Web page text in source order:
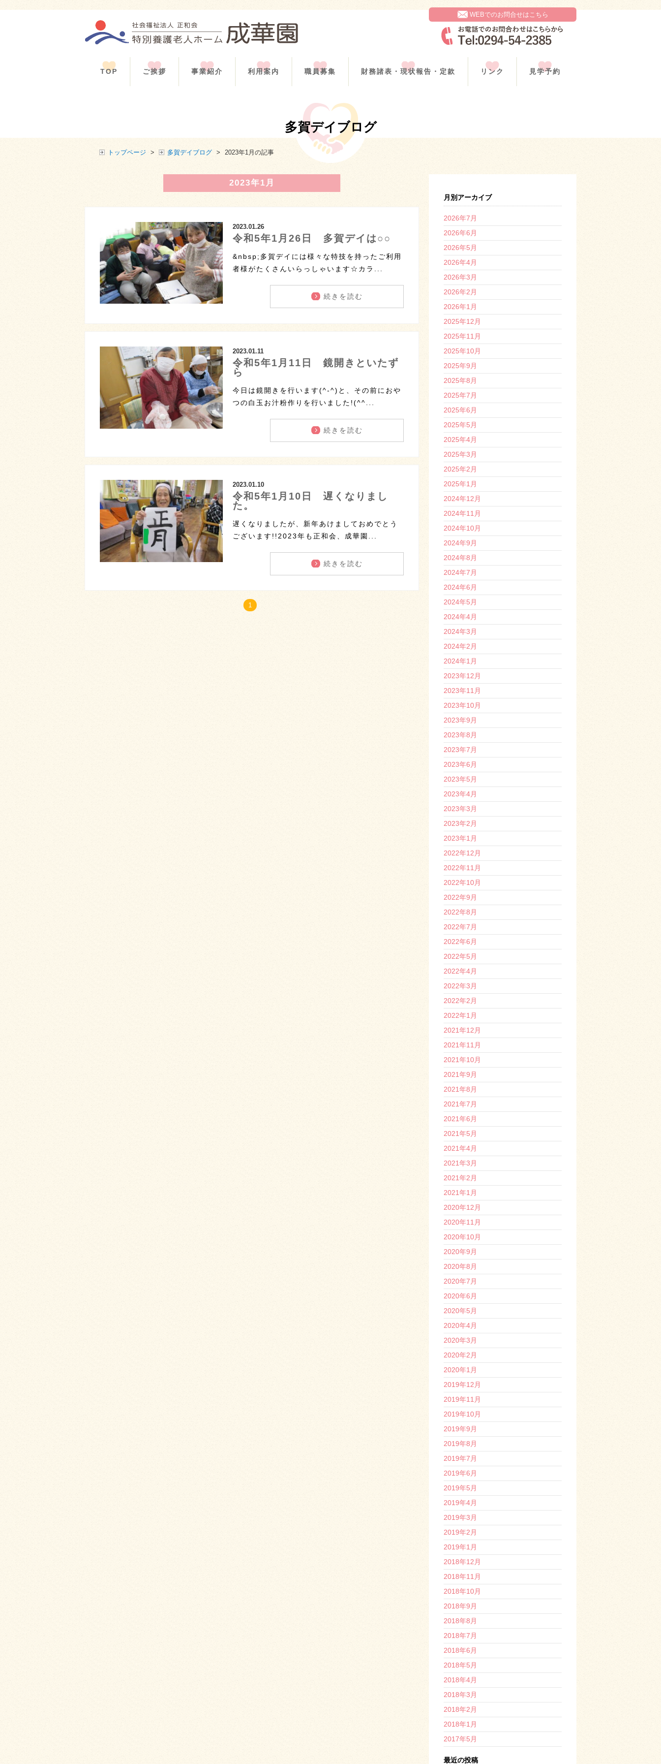
WEBでのお問合せはこちら
TOP ご挨拶 事業紹介 利用案内 職員募集 財務諸表・現状報告・定款 リンク 見学予約
多賀デイブログ
トップページ > 多賀デイブログ > 2023年1月の記事
2023年1月
2023.01.26
令和5年1月26日 多賀デイは○○
&nbsp;多賀デイには様々な特技を持ったご利用
者様がたくさんいらっしゃいます☆カラ...
続きを読む
2023.01.11
令和5年1月11日 鏡開きといたず
ら
今日は鏡開きを行います(^-^)と、その前におや
つの白玉お汁粉作りを行いました!(^^...
続きを読む
2023.01.10
令和5年1月10日 遅くなりまし
た。
遅くなりましたが、新年あけましておめでとう
ございます!!2023年も正和会、成華園...
続きを読む
1
月別アーカイブ
2026年7月
2026年6月
2026年5月
2026年4月
2026年3月
2026年2月
2026年1月
2025年12月
2025年11月
2025年10月
2025年9月
2025年8月
2025年7月
2025年6月
2025年5月
2025年4月
2025年3月
2025年2月
2025年1月
2024年12月
2024年11月
2024年10月
2024年9月
2024年8月
2024年7月
2024年6月
2024年5月
2024年4月
2024年3月
2024年2月
2024年1月
2023年12月
2023年11月
2023年10月
2023年9月
2023年8月
2023年7月
2023年6月
2023年5月
2023年4月
2023年3月
2023年2月
2023年1月
2022年12月
2022年11月
2022年10月
2022年9月
2022年8月
2022年7月
2022年6月
2022年5月
2022年4月
2022年3月
2022年2月
2022年1月
2021年12月
2021年11月
2021年10月
2021年9月
2021年8月
2021年7月
2021年6月
2021年5月
2021年4月
2021年3月
2021年2月
2021年1月
2020年12月
2020年11月
2020年10月
2020年9月
2020年8月
2020年7月
2020年6月
2020年5月
2020年4月
2020年3月
2020年2月
2020年1月
2019年12月
2019年11月
2019年10月
2019年9月
2019年8月
2019年7月
2019年6月
2019年5月
2019年4月
2019年3月
2019年2月
2019年1月
2018年12月
2018年11月
2018年10月
2018年9月
2018年8月
2018年7月
2018年6月
2018年5月
2018年4月
2018年3月
2018年2月
2018年1月
2017年5月
最近の投稿